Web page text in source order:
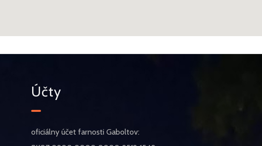
Účty
oficiálny účet farnosti Gaboltov: